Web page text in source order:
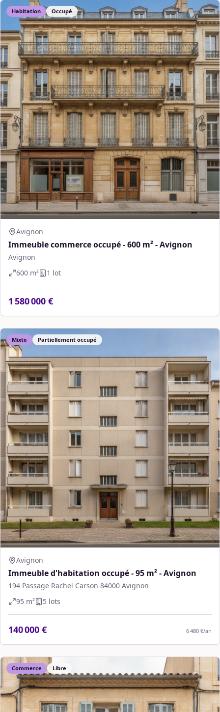
Habitation Occupé
Avignon
Immeuble commerce occupé - 600 m² - Avignon
Avignon
600 m² 1 lot
1 580 000 €
Mixte Partiellement occupé
Avignon
Immeuble d'habitation occupé - 95 m² - Avignon
194 Passage Rachel Carson 84000 Avignon
95 m² 5 lots
140 000 € 6 480 €/an
Commerce Libre